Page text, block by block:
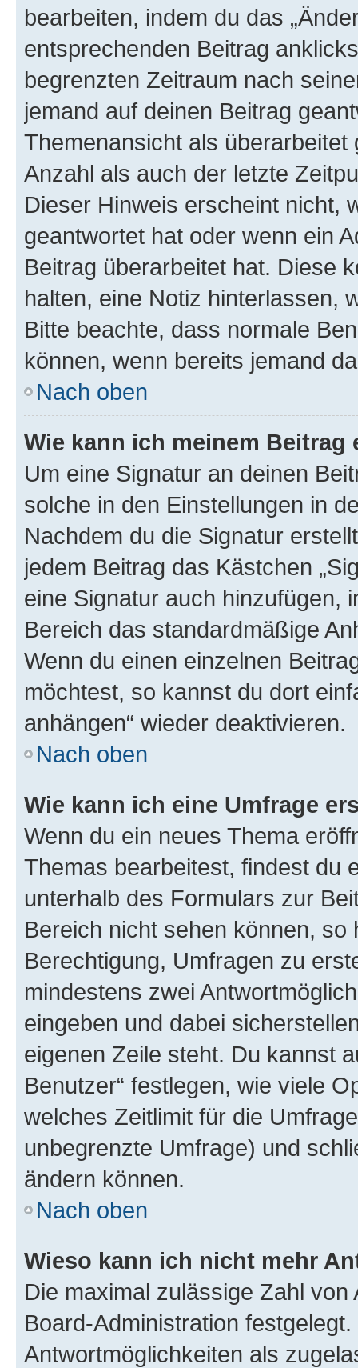
bearbeiten, indem du das
entsprechenden Beitrag
begrenzten Zeitraum nach
jemand auf deinen Beitrag
Themenansicht als
Anzahl als auch der letzte
Dieser Hinweis erscheint nicht,
geantwortet hat oder wenn ein
Beitrag überarbeitet hat. Diese
halten, eine Notiz hinterlassen,
Bitte beachte, dass normale
können, wenn bereits jemand
Nach oben
Wie kann ich meinem
Um eine Signatur an deinen
solche in den Einstellungen in
Nachdem du die Signatur
jedem Beitrag das Kästchen
eine Signatur auch hinzufügen,
Bereich das standardmäßige
Wenn du einen einzelnen
möchtest, so kannst du dort
anhängen“ wieder deaktivieren.
Nach oben
Wie kann ich eine Umfrage
Wenn du ein neues Thema
Themas bearbeitest, findest du
unterhalb des Formulars zur
Bereich nicht sehen können,
Berechtigung, Umfragen zu
mindestens zwei
eingeben und dabei
eigenen Zeile steht. Du kannst
Benutzer“ festlegen, wie viele
welches Zeitlimit für die
unbegrenzte Umfrage) und
ändern können.
Nach oben
Wieso kann ich nicht mehr
Die maximal zulässige Zahl
Board-Administration
Antwortmöglichkeiten als